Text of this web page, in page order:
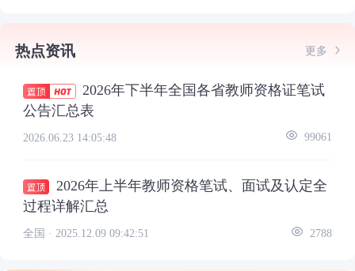
热点资讯 更多
2026年下半年全国各省教师资格证笔试
公告汇总表
2026.06.23 14:05:48 99061
2026年上半年教师资格笔试、面试及认定全
过程详解汇总
全国 · 2025.12.09 09:42:51 2788